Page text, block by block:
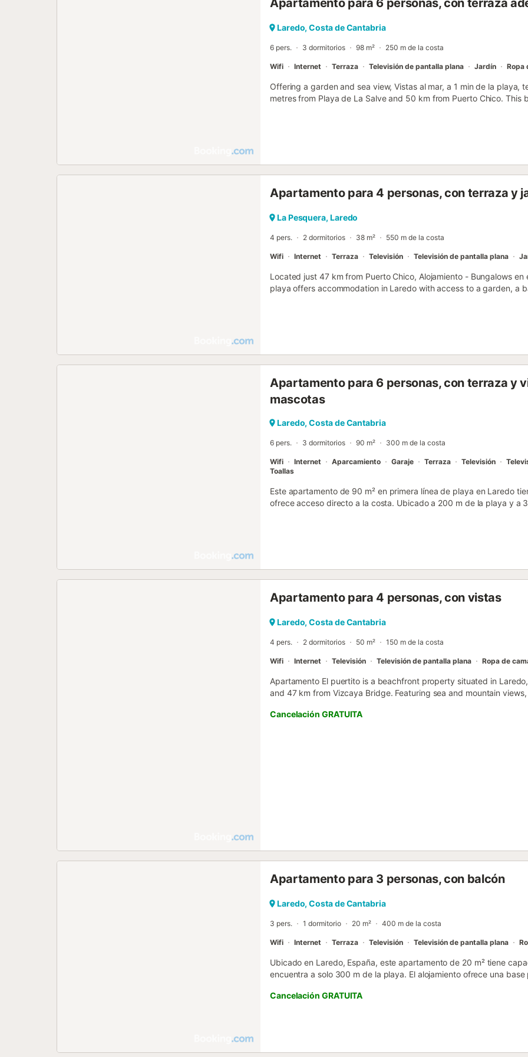
Apartamento para 6 personas, con terraza
Laredo, Costa de Cantabria
6 pers. 3 dormitorios 98 m² 250 m de la costa
Wifi Internet Terraza Televisión de pantalla plana Jardín Ropa
Offering a garden and sea view, Vistas al mar, a 1 min de la playa,
metres from Playa de La Salve and 50 km from Puerto Chico.
Apartamento para 4 personas, con terraza y
La Pesquera, Laredo
4 pers. 2 dormitorios 38 m² 550 m de la costa
Wifi Internet Terraza Televisión Televisión de pantalla plana
Located just 47 km from Puerto Chico, Alojamiento - Bungalows
playa offers accommodation in Laredo with access to a garden, a
Apartamento para 6 personas, con terraza y
mascotas
Laredo, Costa de Cantabria
6 pers. 3 dormitorios 90 m² 300 m de la costa
Wifi Internet Aparcamiento Garaje Terraza Televisión
Toallas
Este apartamento de 90 m² en primera línea de playa en Laredo
ofrece acceso directo a la costa. Ubicado a 200 m de la playa y a
Jardines y la Cervecería Bremen a solo 200 m. El apartamento se
por ascensor y cuenta con 3 dormitorios con una combinación de
de 2 baños. La zona de estar incluye un sofá y televisión de
equipada con lavavajillas, horno, fogones, microondas y cafetera.
montañas y a la ciudad. Hay aparcamiento privado disponible en
windsurf, piragüismo, buceo, snorkel, senderismo, equitación y
Apartamento para 4 personas, con vistas
Laredo, Costa de Cantabria
4 pers. 2 dormitorios 50 m² 150 m de la costa
Wifi Internet Televisión Televisión de pantalla plana Ropa de
Apartamento El puertito is a beachfront property situated in
and 47 km from Vizcaya Bridge. Featuring sea and mountain
Cancelación GRATUITA
Apartamento para 3 personas, con balcón
Laredo, Costa de Cantabria
3 pers. 1 dormitorio 20 m² 400 m de la costa
Wifi Internet Terraza Televisión Televisión de pantalla plana
Ubicado en Laredo, España, este apartamento de 20 m² tiene
encuentra a solo 300 m de la playa. El alojamiento ofrece una
Restaurante Camarote a menos de 200 m. El interior cuenta con un
una cama plegable adicional, un baño y una cocina americana
todas las estancias. La propiedad es para no fumadores y cuenta
balcón y una terraza ofrecen espacio para disfrutar del aire
Cancelación GRATUITA